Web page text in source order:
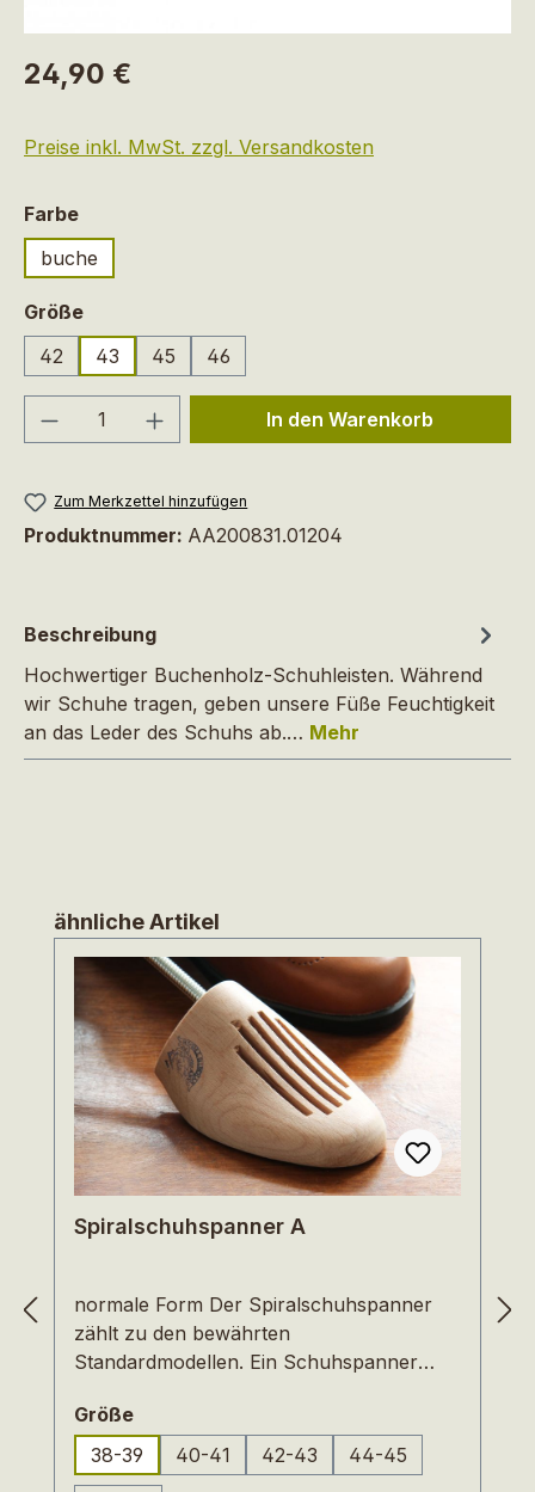
Regulärer Preis:
24,90 €
Preise inkl. MwSt. zzgl. Versandkosten
Farbeauswählen
buche
Größeauswählen
42
43 45 46
Produkt Anzahl: Gib denIn den Warenkorb
Zum Merkzettel hinzufügen
Produktnummer: AA200831.01204
Beschreibung
Hochwertiger Buchenholz-Schuhleisten. Während
wir Schuhe tragen, geben unsere Füße Feuchtigkeit
an das Leder des Schuhs ab.… Mehr
Produktgalerie überspringen
ähnliche Artikel
Spiralschuhspanner A
normale Form Der Spiralschuhspanner
zählt zu den bewährten
Standardmodellen. Ein Schuhspanner
mögliche Gehfalten. Zudem nimmt das
unbehandelte Buchenholz die Feuchtigkeit
aus dem Leder auf. Die Handhabung ist
Größeauswählen
38-39
40-41 42-43 44-45